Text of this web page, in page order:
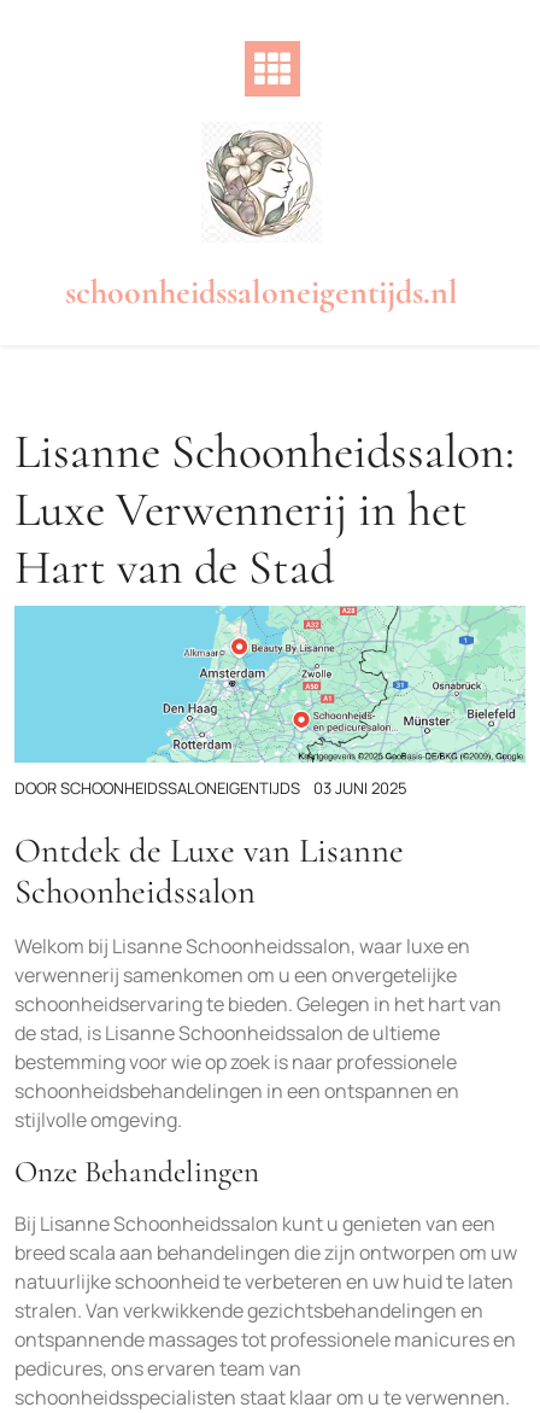
schoonheidssaloneigentijds.nl
Lisanne Schoonheidssalon:
Luxe Verwennerij in het
Hart van de Stad
DOORSCHOONHEIDSSALONEIGENTIJDS 03 JUNI 2025
Ontdek de Luxe van Lisanne
Schoonheidssalon
Welkom bij Lisanne Schoonheidssalon, waar luxe en
verwennerij samenkomen om u een onvergetelijke
schoonheidservaring te bieden. Gelegen in het hart van
de stad, is Lisanne Schoonheidssalon de ultieme
bestemming voor wie op zoek is naar professionele
schoonheidsbehandelingen in een ontspannen en
stijlvolle omgeving.
Onze Behandelingen
Bij Lisanne Schoonheidssalon kunt u genieten van een
breed scala aan behandelingen die zijn ontworpen om uw
natuurlijke schoonheid te verbeteren en uw huid te laten
stralen. Van verkwikkende gezichtsbehandelingen en
ontspannende massages tot professionele manicures en
pedicures, ons ervaren team van
schoonheidsspecialisten staat klaar om u te verwennen.